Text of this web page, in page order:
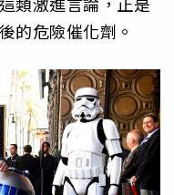
的危險催化劑。